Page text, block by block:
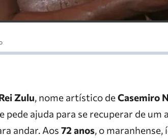
Zulu, nome artístico deCasemiro
pede ajuda para se recuperar de um
andar. Aos 72 anos, o maranhense,